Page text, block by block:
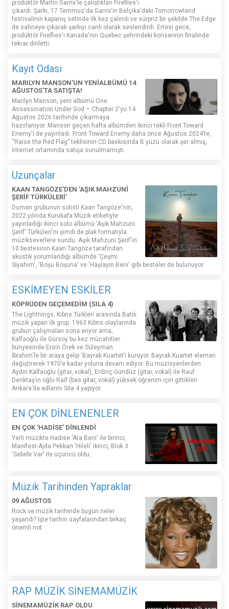
prodüktör Martin Garrix'le çalıştıkları Fireflies'ı
çıkardı. Şarkı, 17 Temmuz'da Garrix'in Belçika'daki Tomorrowland
festivalinin kapanış setinde ilk kez çalındı ​​ve sürpriz bir şekilde The Edge
de sahneye çıkarak şarkıyı canlı olarak seslendirdi. Ertesi gece,
prodüktör Fireflies'ı Kanada'nın Quebec şehrindeki konserinin finalinde
tekrar dinletti.
Kayıt Odası
MARILYN MANSON'UN YENİALBÜMÜ 14
AĞUSTOS'TA SATIŞTA!
Marilyn Manson, yeni albümü One
Assassination Under God – Chapter 2'yu 14
Ağustos 2026 tarihinde çıkarmaya
hazırlanıyor. Manson geçen hafta albümden ikinci tekli Front Toward
Enemy'i de yayınladı. Front Toward Enemy daha önce Ağustos 2024’te,
“Raise the Red Flag” teklisinin CD baskısında B yüzü olarak şer almış,
internet ortamında satışa sunulmamıştı.
Uzunçalar
KAAN TANGÖZE'DEN 'AŞIK MAHZUNİ
ŞERİF TÜRKÜLERİ'
Duman grubunun solisti Kaan Tangöze'nin,
2022 yılında Kurukafa Müzik etiketiyle
yayınladığı ikinci solo albümü 'Aşık Mahzuni
Şerif' Türküleri'ni şimdi de plak formatıyla
müzikseverlere sundu. Aşık Mahzuni Şerif'in
10 bestesinin Kaan Tangöze tarafından
akustik yorumlandığı albümde 'Çeşmi
Siyahım', 'Boşu Boşuna' ve 'Haşlayın Beni' gibi besteler de bulunuyor.
ESKİMEYEN ESKİLER
KÖPRÜDEN GEÇEMEDİM (SILA 4)
The Lightnings, Kıbrıs Türkleri arasında Batılı
müzik yapan ilk grup. 1963 Kıbrıs olaylarında
grubun çalışmaları sona eriyor ama,
Kalfaoğlu ile Gürsoy bu kez mücahitler
bünyesinde Ersin Örek ve Süleyman
İbrahim’le bir araya gelip ‘Bayrak Kuartet’i kuruyor. Bayrak Kuartet eleman
değiştirerek 1970’e kadar yoluna devam ediyor. Bu müzisyenlerden
Aydın Kalfaoğlu (gitar, vokal), Erdinç Gündüz (gitar, vokal) ile Rauf
Denktaş’ın oğlu Raif (bas gitar, vokal) yüksek öğrenim için gittikleri
Ankara’da adlarını Sıla 4 yapıyor.
EN ÇOK DİNLENENLER
EN ÇOK 'HADİSE' DİNLENDİ
Yerli müzikte Hadise 'Ara Beni' ile birinci,
Manifest-Ajda Pekkan 'Hileli' ikinci, Blok 3
'Sebebi Var' ile üçüncü oldu.
Müzik Tarihinden Yapraklar
09 AĞUSTOS
Rock ve müzik tarihinde bugün neler
yaşandı? İşte tarihin sayfalarından birkaç
önemli not:
RAP MÜZİK SİNEMAMÜZİK
SİNEMAMÜZİK RAP OLDU